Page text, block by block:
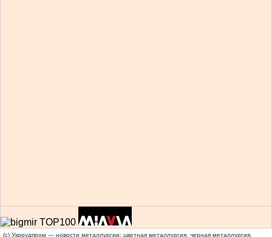
(c) Укррудпром — новости металлургии: цветная металлургия, черная металлургия,